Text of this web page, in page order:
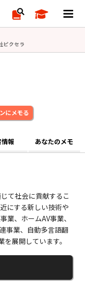
ピクセラ
にメモる
報 あなたのメモ
て社会に貢献するこ
にする新しい技術や
業、ホームAV事業、
事業、自動多言語翻
展開しています。